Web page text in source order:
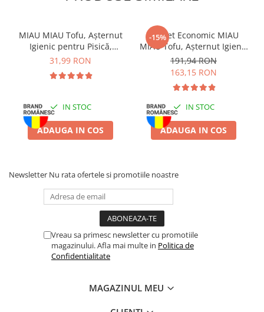
Dovlecel și Vitamine, 80g:
Ingrediente: Derivate de origine vegetală, cereale, sirop de malt,
dovlecel, uleiuri și grăsimi, glicerină, sorbitol, minerale.
Valori analitice:Proteină 9,5%, Grăsimi 0,2%, Fibre 1,5%,
Mod de utilizare:Se oferă ca gustare între mesele principale.
Asigurați acces permanent la apă proaspătă. Supravegheați
câinele în timpul consumului.
MIAU MIAU Tofu, Așternut
Igienic pentru Pisică,
Lavandă, 6L
31,99 RON
IN STOC
ADAUGA IN COS
-15%
Pachet Economic MIAU
MIAU Tofu, Așternut Igienic
pentru Pisică, Lavandă,
6x6L
191,94 RON
163,15 RON
IN STOC
ADAUGA IN COS
Newsletter Nu rata ofertele si promotiile noastre
Vreau sa primesc newsletter cu promotiile
magazinului. Afla mai multe in Politica de
Confidentialitate
MAGAZINUL MEU